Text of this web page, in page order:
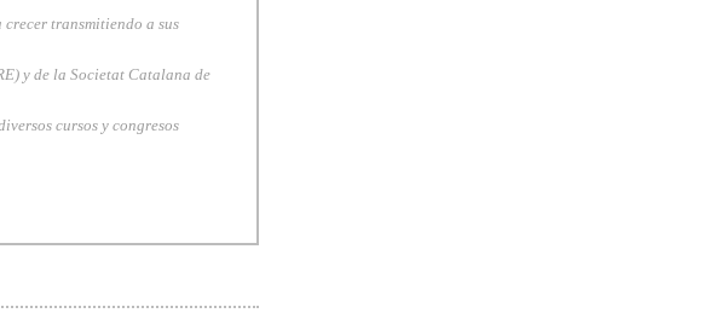
transmitiendo a sus
y de la Societat Catalana de
cursos y congresos